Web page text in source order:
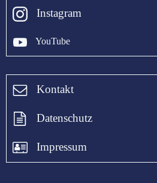
Instagram
YouTube
Kontakt
Datenschutz
Impressum